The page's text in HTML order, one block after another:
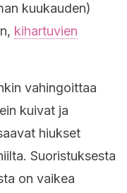
kuukauden)
kihartuvien
vahingoittaa
kuivat ja
hiukset
Suoristuksesta
on vaikea